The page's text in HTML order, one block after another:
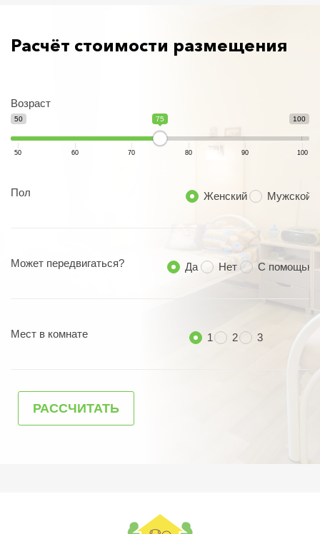
Расчёт стоимости размещения